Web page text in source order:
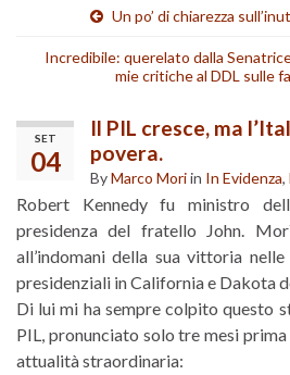
Un po’ di chiarezza
Incredibile: querelato dalla
mie critiche al DDL sulle
SET
04
Il PIL cresce, ma
povera.
ByMarco Moriin In Evidenza,
Robert Kennedy fu ministro
presidenza del fratello John.
all’indomani della sua vittoria
presidenziali in California e Dakota
Di lui mi ha sempre colpito questo
PIL, pronunciato solo tre mesi
attualità straordinaria: